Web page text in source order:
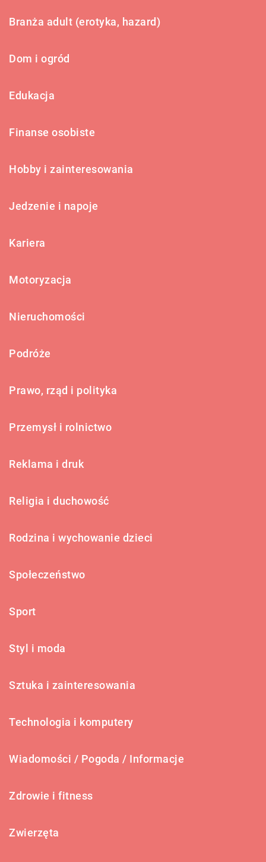
Branża adult (erotyka, hazard)
Dom i ogród
Edukacja
Finanse osobiste
Hobby i zainteresowania
Jedzenie i napoje
Kariera
Motoryzacja
Nieruchomości
Podróże
Prawo, rząd i polityka
Przemysł i rolnictwo
Reklama i druk
Religia i duchowość
Rodzina i wychowanie dzieci
Społeczeństwo
Sport
Styl i moda
Sztuka i zainteresowania
Technologia i komputery
Wiadomości / Pogoda / Informacje
Zdrowie i fitness
Zwierzęta